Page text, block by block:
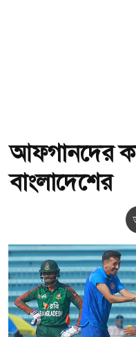
আফগানদের
বাংলাদেশের